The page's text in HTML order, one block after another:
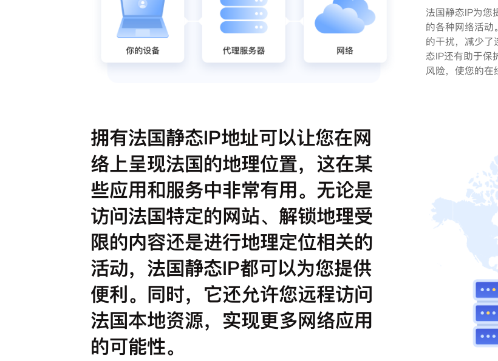
法国静态IP为您
的各种网络活动
的干扰，减少了
态IP还有助于保
风险，使您的在
拥有法国静态IP地址可以让您在网
络上呈现法国的地理位置，这在某
些应用和服务中非常有用。无论是
访问法国特定的网站、解锁地理受
限的内容还是进行地理定位相关的
活动，法国静态IP都可以为您提供
便利。同时，它还允许您远程访问
法国本地资源，实现更多网络应用
的可能性。